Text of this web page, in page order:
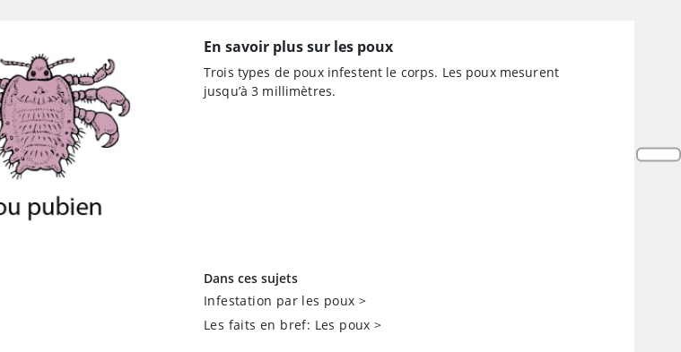
En savoir plus sur les poux
Trois types de poux infestent le corps. Les poux mesurent
jusqu’à 3 millimètres.
Dans ces sujets
Infestation par les poux >
Les faits en bref: Les poux >